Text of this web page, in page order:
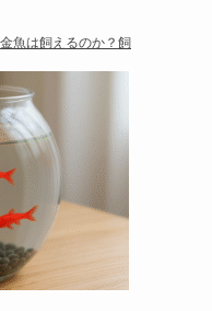
魚は飼えるのか？飼